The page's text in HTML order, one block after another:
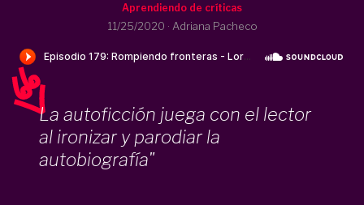
Aprendiendo de críticas
11/25/2020 · Adriana Pacheco
La autoficción juega con el lector
al ironizar y parodiar la
autobiografía"